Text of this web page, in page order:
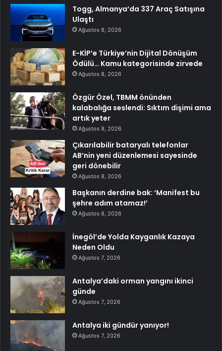
Togg, Almanya’da 337 Araç Satışına
Ulaştı
Ağustos 8, 2026
E-KİP’e Türkiye’nin Dijital Dönüşüm
Ödülü… Kamu kategorisinde zirvede
Ağustos 8, 2026
Özgür Özel, TBMM önünden
kalabalığa seslendi: Sıktım dişimi ama
artık yeter
Ağustos 8, 2026
Çıkarılabilir bataryalı telefonlar
AB’nin yeni düzenlemesi sayesinde
geri dönebilir
Ağustos 8, 2026
Başkanın derdine bak: ‘Manifest bu
şehre adım atamaz!’
Ağustos 8, 2026
İnegöl’de Yolda Kayganlık Kazaya
Neden Oldu
Ağustos 7, 2026
Antalya’daki orman yangını ikinci
günde
Ağustos 7, 2026
Antalya iki gündür yanıyor!
Ağustos 7, 2026